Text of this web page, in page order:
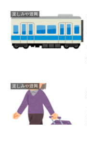
楽しみや遊興
楽しみや遊興